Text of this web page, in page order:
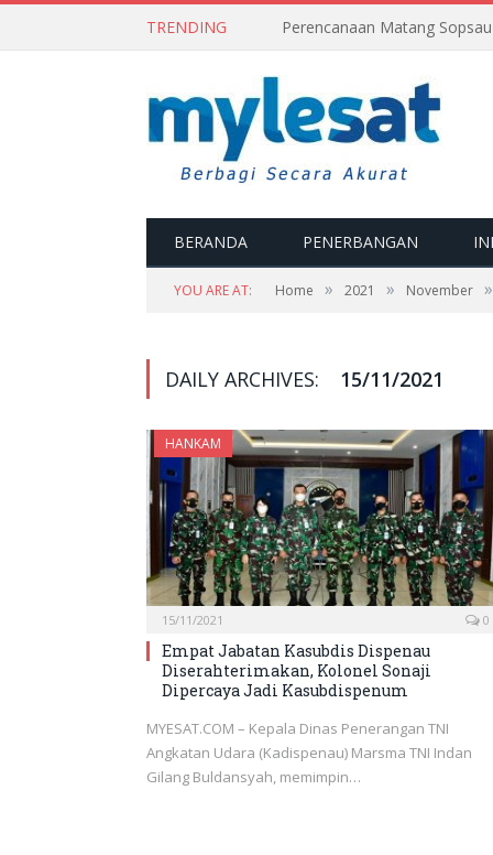
TRENDING
BERANDA PENERBANGAN
YOU ARE AT: Home » 2021 » November »
DAILY ARCHIVES: 15/11/2021
HANKAM
15/11/2021 0
Empat Jabatan Kasubdis Dispenau
Diserahterimakan, Kolonel Sonaji
Dipercaya Jadi Kasubdispenum
MYESAT.COM – Kepala Dinas Penerangan TNI
Angkatan Udara (Kadispenau) Marsma TNI Indan
Gilang Buldansyah, memimpin…